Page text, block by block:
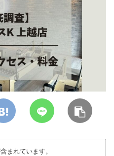
まれています。